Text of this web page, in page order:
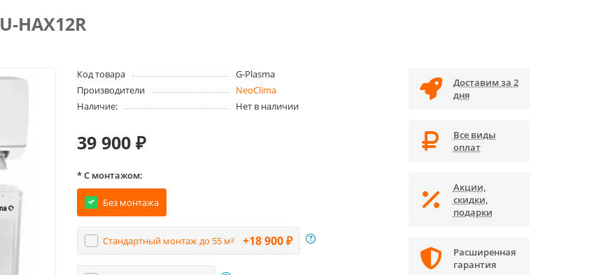
HAX12R
Код товара
G-Plasma
Производители
NeoClima
Наличие:
Нет в наличии
39 900 ₽
* С монтажом:
Без монтажа
Стандартный монтаж до 55 м²+18 900 ₽
Доставим за 2
дня
Все виды
оплат
Акции,
скидки,
подарки
Расширенная
гарантия